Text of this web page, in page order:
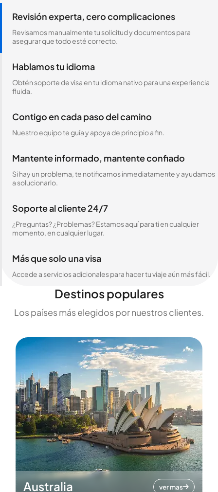
Revisión experta, cero complicaciones
Revisamos manualmente tu solicitud y documentos para
asegurar que todo esté correcto.
Hablamos tu idioma
Obtén soporte de visa en tu idioma nativo para una experiencia
fluida.
Contigo en cada paso del camino
Nuestro equipo te guía y apoya de principio a fin.
Mantente informado, mantente confiado
Si hay un problema, te notificamos inmediatamente y ayudamos
a solucionarlo.
Soporte al cliente 24/7
¿Preguntas? ¿Problemas? Estamos aquí para ti en cualquier
momento, en cualquier lugar.
Más que solo una visa
Accede a servicios adicionales para hacer tu viaje aún más fácil.
Destinos populares
Los países más elegidos por nuestros clientes.
Australia ver mas